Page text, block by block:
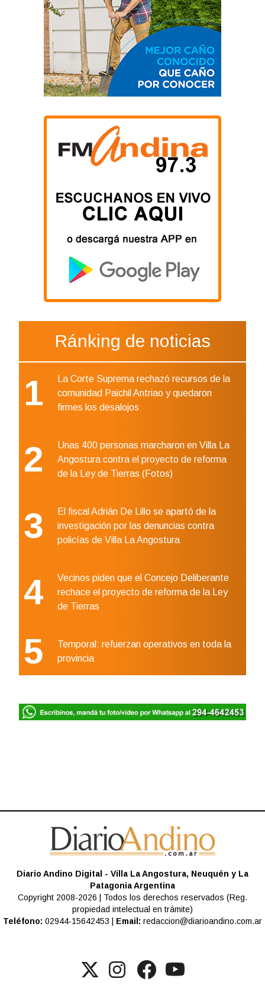
Ránking de noticias
1
La Corte Suprema rechazó recursos de la
comunidad Paichil Antriao y quedaron
firmes los desalojos
2
Unas 400 personas marcharon en Villa La
Angostura contra el proyecto de reforma
de la Ley de Tierras (Fotos)
3
El fiscal Adrián De Lillo se apartó de la
investigación por las denuncias contra
policías de Villa La Angostura
4
Vecinos piden que el Concejo Deliberante
rechace el proyecto de reforma de la Ley
de Tierras
5
Temporal: refuerzan operativos en toda la
provincia
Diario Andino Digital - Villa La Angostura, Neuquén y La
Patagonia Argentina
Copyright 2008-2026 | Todos los derechos reservados (Reg.
propiedad intelectual en trámite)
Teléfono: 02944-15642453 | Email: redaccion@diarioandino.com.ar